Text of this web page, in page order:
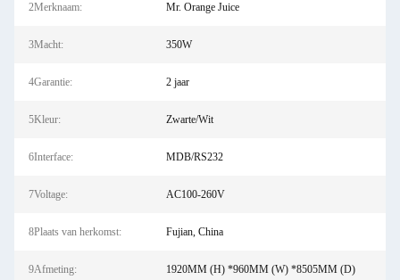
2Merknaam: Mr. Orange Juice
3Macht: 350W
4Garantie: 2 jaar
5Kleur: Zwarte/Wit
6Interface: MDB/RS232
7Voltage: AC100-260V
8Plaats van herkomst: Fujian, China
9Afmeting: 1920MM (H) *960MM (W) *8505MM (D)